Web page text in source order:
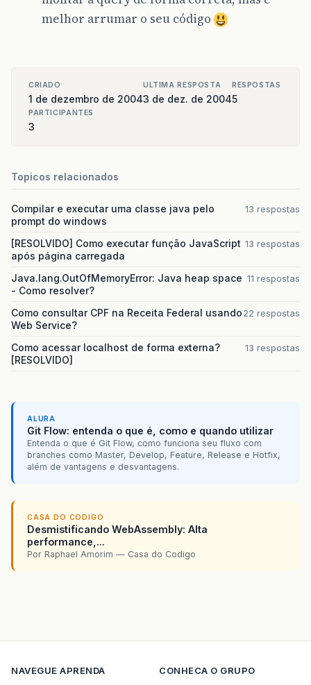
melhor arrumar o seu código
CRIADO
1 de dezembro de 2004
ULTIMA RESPOSTA
3 de dez. de 2004
RESPOSTAS
5
PARTICIPANTES
3
Topicos relacionados
Compilar e executar uma classe java pelo
prompt do windows
13 respostas
[RESOLVIDO] Como executar função JavaScript
após página carregada
13 respostas
Java.lang.OutOfMemoryError: Java heap space
- Como resolver?
11 respostas
Como consultar CPF na Receita Federal usando
Web Service?
22 respostas
Como acessar localhost de forma externa?
[RESOLVIDO]
13 respostas
ALURA
Git Flow: entenda o que é, como e quando utilizar
Entenda o que é Git Flow, como funciona seu fluxo com
branches como Master, Develop, Feature, Release e Hotfix,
além de vantagens e desvantagens.
CASA DO CODIGO
Desmistificando WebAssembly: Alta
performance,...
Por Raphael Amorim — Casa do Codigo
NAVEGUE APRENDA
CONHECA O GRUPO